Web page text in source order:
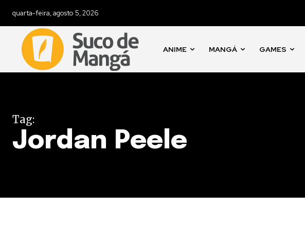
quarta-feira, agosto 5, 2026
ANIME MANGÁ GAMES
Tag:
Jordan Peele